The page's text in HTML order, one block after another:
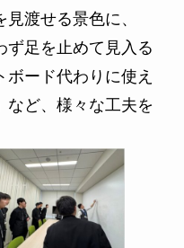
渡せる景色に、
ず足を止めて見入る
ード代わりに使え
など、様々な工夫を